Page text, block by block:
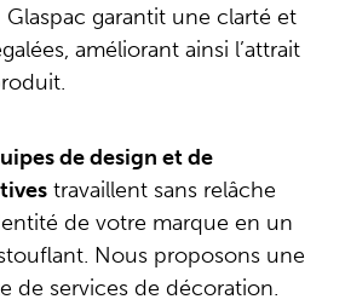
Glaspac garantit une clarté et
améliorant ainsi l’attrait
de design et de
travaillent sans relâche
de votre marque en un
Nous proposons une
de services de décoration.